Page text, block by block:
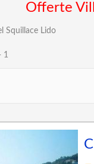
Offerte
Squillace Lido
1